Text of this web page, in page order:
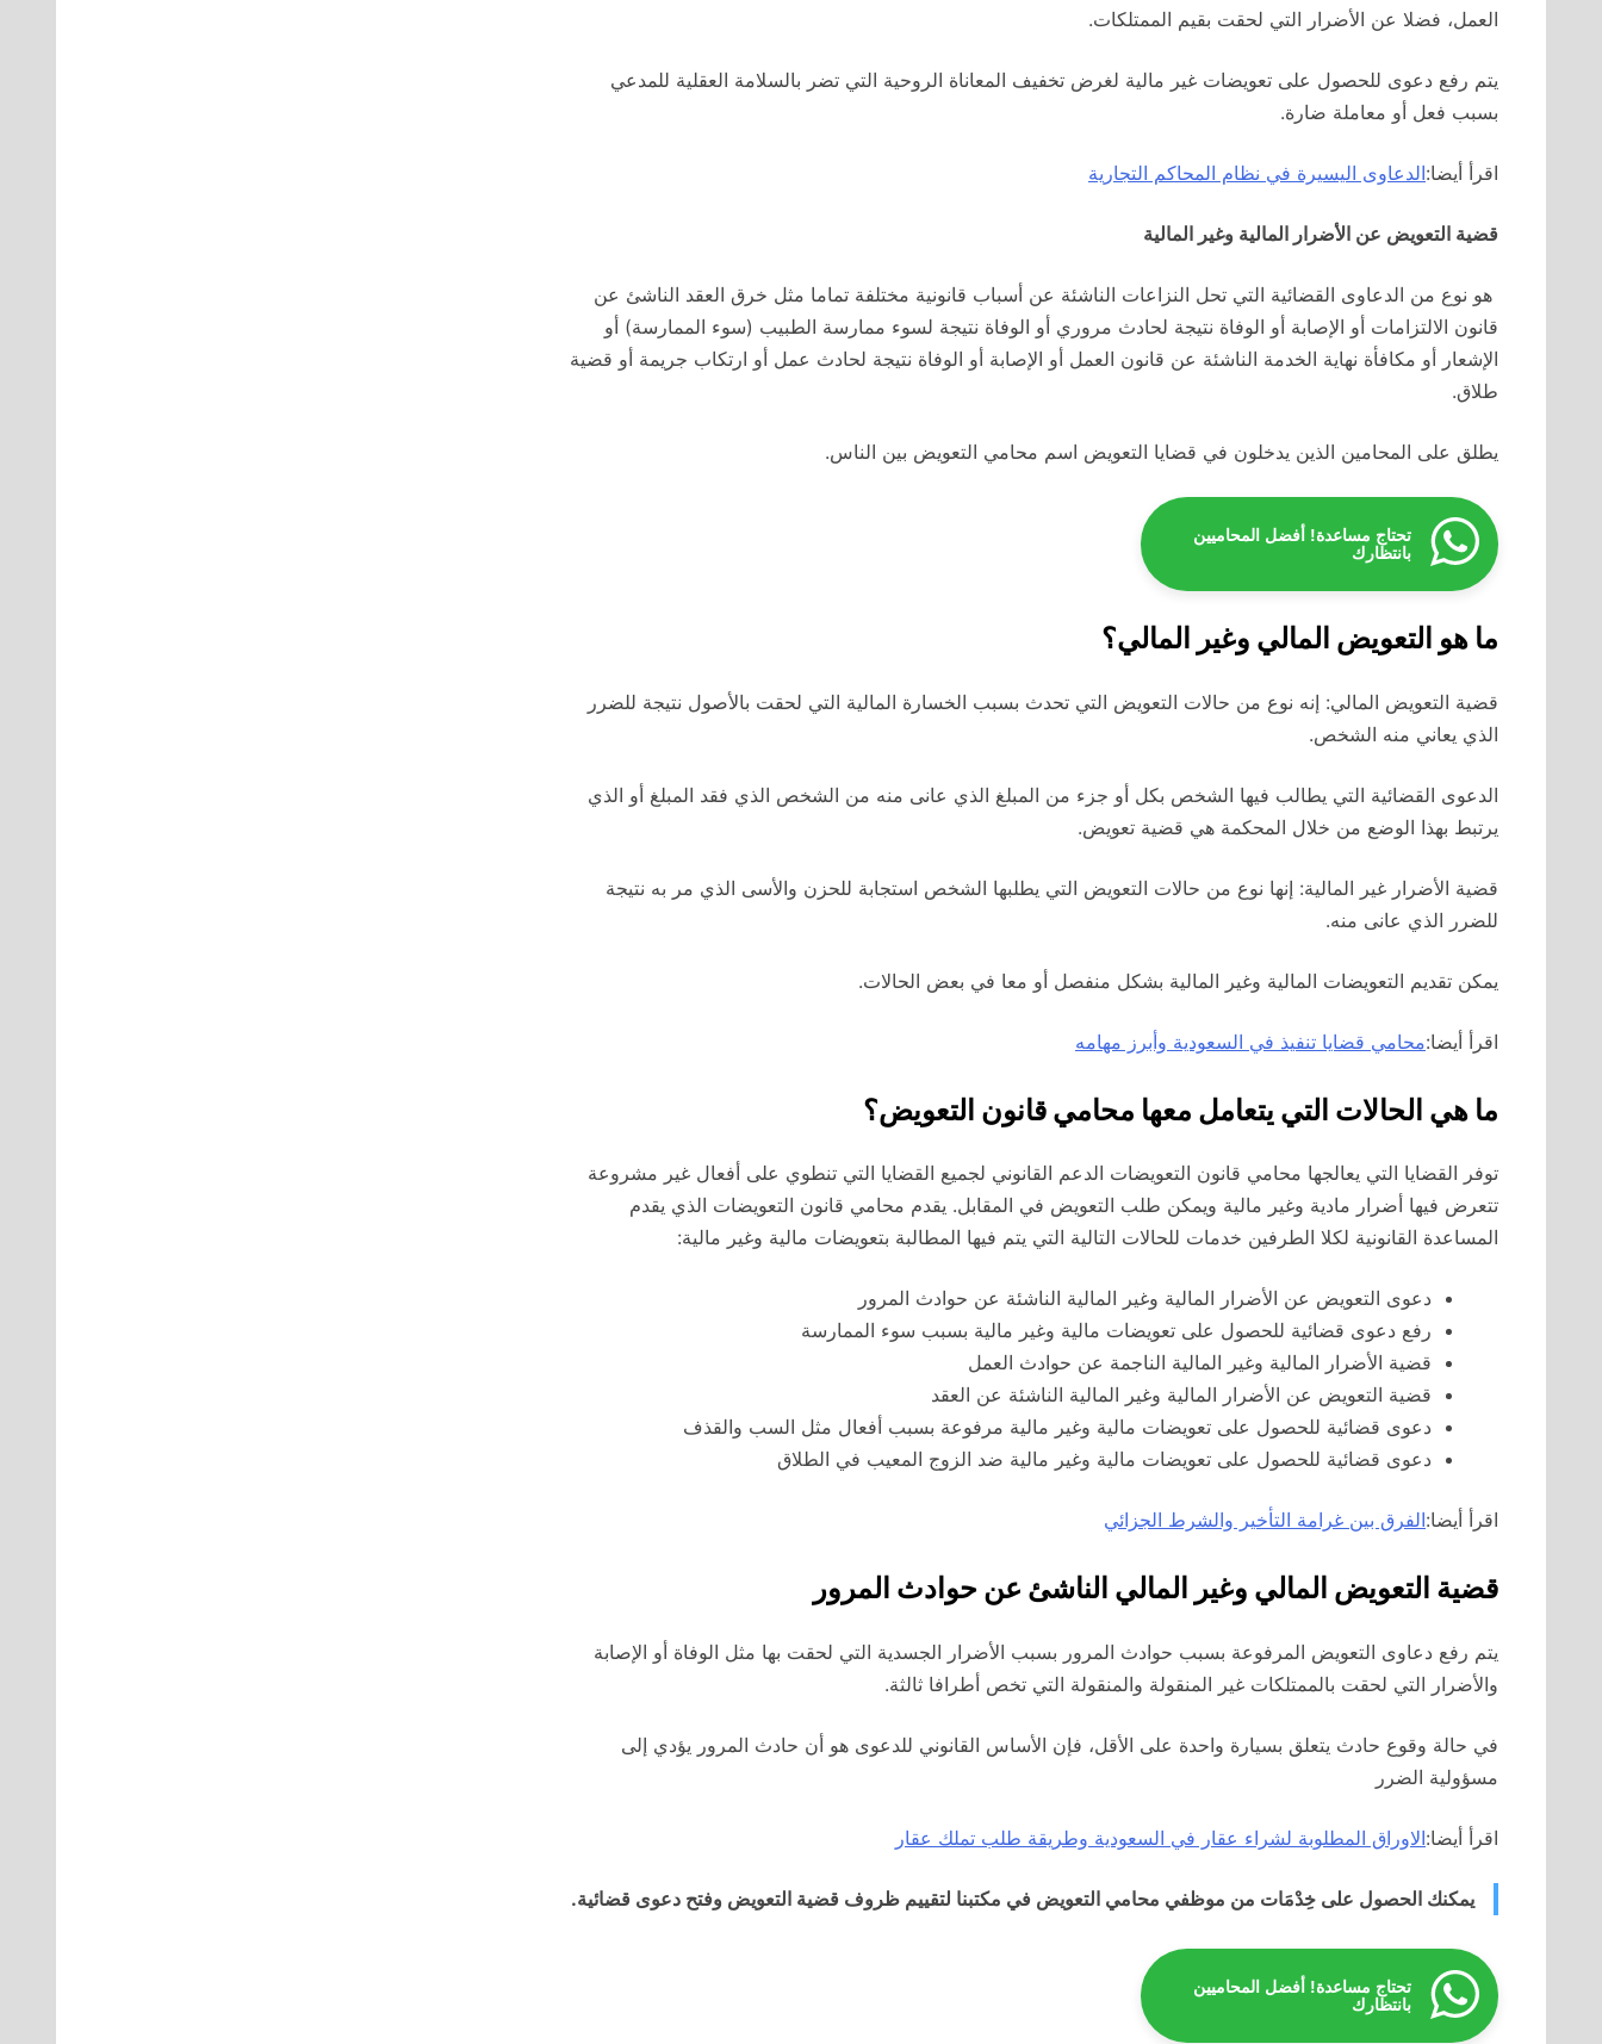
العمل، فضلا عن الأضرار التي لحقت بقيم الممتلكات.
يتم رفع دعوى للحصول على تعويضات غير مالية لغرض تخفيف المعاناة الروحية التي تضر بالسلامة العقلية للمدعي
بسبب فعل أو معاملة ضارة.
اقرأ أيضا:الدعاوى اليسيرة في نظام المحاكم التجارية
قضية التعويض عن الأضرار المالية وغير المالية
هو نوع من الدعاوى القضائية التي تحل النزاعات الناشئة عن أسباب قانونية مختلفة تماما مثل خرق العقد الناشئ عن
قانون الالتزامات أو الإصابة أو الوفاة نتيجة لحادث مروري أو الوفاة نتيجة لسوء ممارسة الطبيب (سوء الممارسة) أو
الإشعار أو مكافأة نهاية الخدمة الناشئة عن قانون العمل أو الإصابة أو الوفاة نتيجة لحادث عمل أو ارتكاب جريمة أو قضية
طلاق.
يطلق على المحامين الذين يدخلون في قضايا التعويض اسم محامي التعويض بين الناس.
تحتاج مساعدة! أفضل المحاميين
بانتظارك
ما هو التعويض المالي وغير المالي؟
قضية التعويض المالي: إنه نوع من حالات التعويض التي تحدث بسبب الخسارة المالية التي لحقت بالأصول نتيجة للضرر
الذي يعاني منه الشخص.
الدعوى القضائية التي يطالب فيها الشخص بكل أو جزء من المبلغ الذي عانى منه من الشخص الذي فقد المبلغ أو الذي
يرتبط بهذا الوضع من خلال المحكمة هي قضية تعويض.
قضية الأضرار غير المالية: إنها نوع من حالات التعويض التي يطلبها الشخص استجابة للحزن والأسى الذي مر به نتيجة
للضرر الذي عانى منه.
يمكن تقديم التعويضات المالية وغير المالية بشكل منفصل أو معا في بعض الحالات.
اقرأ أيضا:محامي قضايا تنفيذ في السعودية وأبرز مهامه
ما هي الحالات التي يتعامل معها محامي قانون التعويض؟
توفر القضايا التي يعالجها محامي قانون التعويضات الدعم القانوني لجميع القضايا التي تنطوي على أفعال غير مشروعة
تتعرض فيها أضرار مادية وغير مالية ويمكن طلب التعويض في المقابل. يقدم محامي قانون التعويضات الذي يقدم
المساعدة القانونية لكلا الطرفين خدمات للحالات التالية التي يتم فيها المطالبة بتعويضات مالية وغير مالية:
دعوى التعويض عن الأضرار المالية وغير المالية الناشئة عن حوادث المرور
رفع دعوى قضائية للحصول على تعويضات مالية وغير مالية بسبب سوء الممارسة
قضية الأضرار المالية وغير المالية الناجمة عن حوادث العمل
قضية التعويض عن الأضرار المالية وغير المالية الناشئة عن العقد
دعوى قضائية للحصول على تعويضات مالية وغير مالية مرفوعة بسبب أفعال مثل السب والقذف
دعوى قضائية للحصول على تعويضات مالية وغير مالية ضد الزوج المعيب في الطلاق
اقرأ أيضا:الفرق بين غرامة التأخير والشرط الجزائي
قضية التعويض المالي وغير المالي الناشئ عن حوادث المرور
يتم رفع دعاوى التعويض المرفوعة بسبب حوادث المرور بسبب الأضرار الجسدية التي لحقت بها مثل الوفاة أو الإصابة
والأضرار التي لحقت بالممتلكات غير المنقولة والمنقولة التي تخص أطرافا ثالثة.
في حالة وقوع حادث يتعلق بسيارة واحدة على الأقل، فإن الأساس القانوني للدعوى هو أن حادث المرور يؤدي إلى
مسؤولية الضرر
اقرأ أيضا:الاوراق المطلوبة لشراء عقار في السعودية وطريقة طلب تملك عقار
يمكنك الحصول على خِدْمَات من موظفي محامي التعويض في مكتبنا لتقييم ظروف قضية التعويض وفتح دعوى قضائية.
تحتاج مساعدة! أفضل المحاميين
بانتظارك